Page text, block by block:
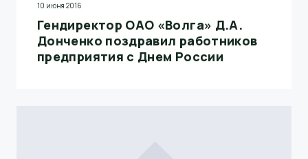
10 июня 2016
Гендиректор ОАО «Волга» Д.А.
Донченко поздравил работников
предприятия с Днем России